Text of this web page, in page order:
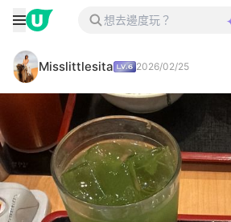
Misslittlesita 2026/02/25